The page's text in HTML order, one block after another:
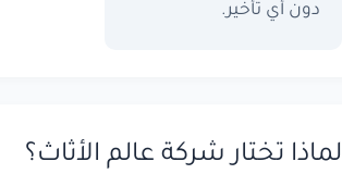
دون أي تأخير.
لماذا تختار شركة عالم الأثاث؟